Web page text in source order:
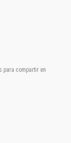
para compartir en